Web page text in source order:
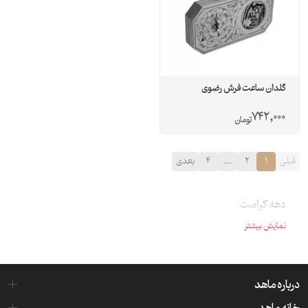
گلدان ساعت فرش رضوی
742,000تومان
قبلی 1
2
...
4 بعدی
دهه کرامت
نمایش بیشتر
درباره ماهد